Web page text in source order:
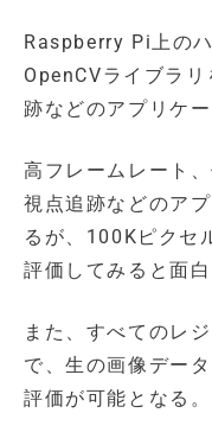
Raspberry Pi上の
OpenCVライブラ
跡などのアプリケ
高フレームレート
視点追跡などのア
るが、100Kピクセ
評価してみると面白
また、すべてのレ
で、生の画像デー
評価が可能となる。